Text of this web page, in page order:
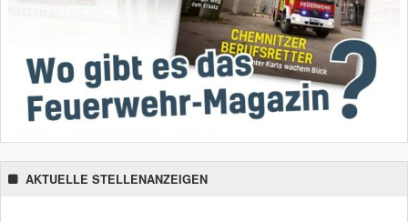
AKTUELLE STELLENANZEIGEN